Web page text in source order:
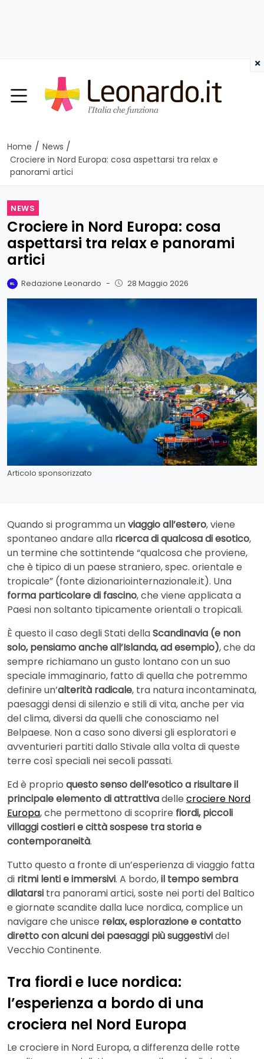
Home / News /
Crociere in Nord Europa: cosa aspettarsi tra relax e
panorami artici
NEWS
Crociere in Nord Europa: cosa
aspettarsi tra relax e panorami
artici
Redazione Leonardo - 28 Maggio 2026
Articolo sponsorizzato
Quando si programma unviaggio all’estero, viene
spontaneo andare alla ricerca di qualcosa di esotico,
un termine che sottintende “qualcosa che proviene,
che è tipico di un paese straniero, spec. orientale e
tropicale” (fonte dizionariointernazionale.it). Una
forma particolare di fascino, che viene applicata a
Paesi non soltanto tipicamente orientali o tropicali.
È questo il caso degli Stati dellaScandinavia (e non
solo, pensiamo anche all’Islanda, ad esempio), che da
sempre richiamano un gusto lontano con un suo
speciale immaginario, fatto di quella che potremmo
definire un’alterità radicale, tra natura incontaminata,
paesaggi densi di silenzio e stili di vita, anche per via
del clima, diversi da quelli che conosciamo nel
Belpaese. Non a caso sono diversi gli esploratori e
avventurieri partiti dallo Stivale alla volta di queste
terre così speciali nei secoli passati.
Ed è proprio questo senso dell’esotico a risultare il
principale elemento di attrattivadelle crociere Nord
Europa, che permettono di scoprire fiordi, piccoli
villaggi costieri e città sospese tra storia e
contemporaneità.
Tutto questo a fronte di un’esperienza di viaggio fatta
di ritmi lenti e immersivi. A bordo,il tempo sembra
dilatarsi tra panorami artici, soste nei porti del Baltico
e giornate scandite dalla luce nordica, complice un
navigare che unisce relax, esplorazione e contatto
diretto con alcuni dei paesaggi più suggestividel
Vecchio Continente.
Tra fiordi e luce nordica:
l’esperienza a bordo di una
crociera nel Nord Europa
Le crociere in Nord Europa, a differenza delle rotte
×